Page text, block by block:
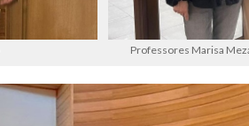
Professores Marisa